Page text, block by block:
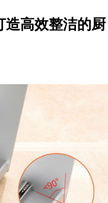
造高效整洁的厨